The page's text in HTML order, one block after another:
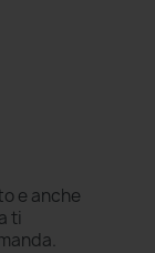
e anche
ti